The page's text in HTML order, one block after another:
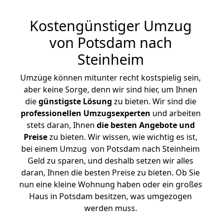
Kostengünstiger Umzug
von Potsdam nach
Steinheim
Umzüge können mitunter recht kostspielig sein,
aber keine Sorge, denn wir sind hier, um Ihnen
diegünstigste Lösung zu bieten. Wir sind die
professionellen Umzugsexperten und arbeiten
stets daran, Ihnen die besten Angebote und
Preisezu bieten. Wir wissen, wie wichtig es ist,
bei einem Umzug von Potsdam nach Steinheim
Geld zu sparen, und deshalb setzen wir alles
daran, Ihnen die besten Preise zu bieten. Ob Sie
nun eine kleine Wohnung haben oder ein großes
Haus in Potsdam besitzen, was umgezogen
werden muss.